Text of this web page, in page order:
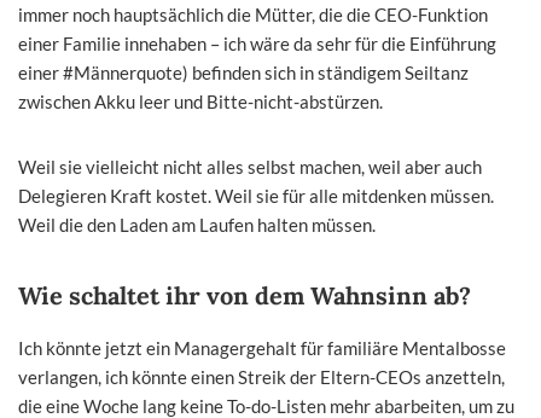
immer noch hauptsächlich die Mütter, die die CEO-Funktion
einer Familie innehaben – ich wäre da sehr für die Einführung
einer #Männerquote) befinden sich in ständigem Seiltanz
zwischen Akku leer und Bitte-nicht-abstürzen.
Weil sie vielleicht nicht alles selbst machen, weil aber auch
Delegieren Kraft kostet. Weil sie für alle mitdenken müssen.
Weil die den Laden am Laufen halten müssen.
Wie schaltet ihr von dem Wahnsinn ab?
Ich könnte jetzt ein Managergehalt für familiäre Mentalbosse
verlangen, ich könnte einen Streik der Eltern-CEOs anzetteln,
die eine Woche lang keine To-do-Listen mehr abarbeiten, um zu